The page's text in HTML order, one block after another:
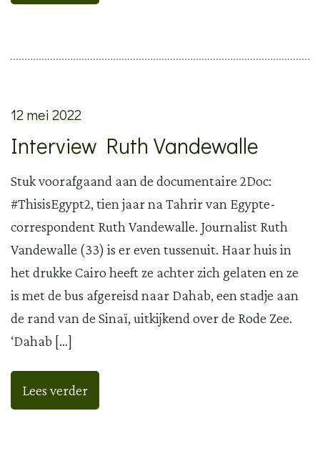
12 mei 2022
Interview Ruth Vandewalle
Stuk voorafgaand aan de documentaire 2Doc:
#ThisisEgypt2, tien jaar na Tahrir van Egypte-
correspondent Ruth Vandewalle. Journalist Ruth
Vandewalle (33) is er even tussenuit. Haar huis in
het drukke Cairo heeft ze achter zich gelaten en ze
is met de bus afgereisd naar Dahab, een stadje aan
de rand van de Sinaï, uitkijkend over de Rode Zee.
‘Dahab […]
Lees verder